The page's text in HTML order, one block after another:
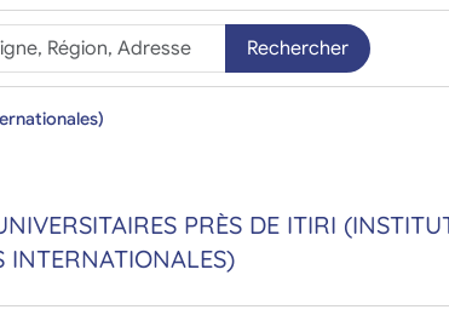
Rechercher
PRÈS DE ITIRI
INTERNATIONALES)